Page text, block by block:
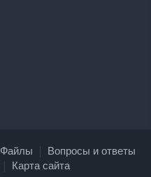
Файлы
Вопросы и ответы
Карта сайта